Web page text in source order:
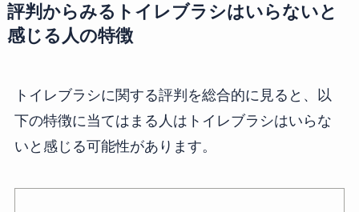
評判からみるトイレブラシはいらないと
感じる人の特徴
トイレブラシに関する評判を総合的に見ると、以
下の特徴に当てはまる人はトイレブラシはいらな
いと感じる可能性があります。